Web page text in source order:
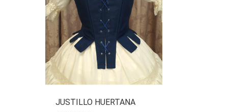
JUSTILLO HUERTANA